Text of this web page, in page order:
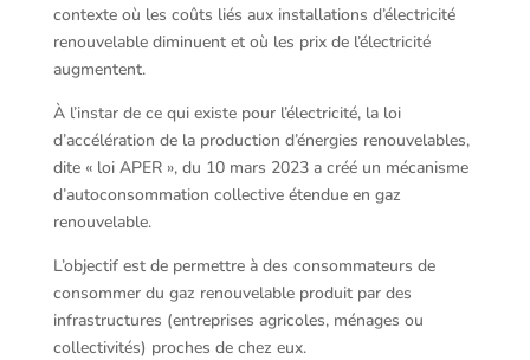
contexte où les coûts liés aux installations d’électricité
renouvelable diminuent et où les prix de l’électricité
augmentent.
À l’instar de ce qui existe pour l’électricité, la loi
d’accélération de la production d’énergies renouvelables,
dite « loi APER », du 10 mars 2023 a créé un mécanisme
d’autoconsommation collective étendue en gaz
renouvelable.
L’objectif est de permettre à des consommateurs de
consommer du gaz renouvelable produit par des
infrastructures (entreprises agricoles, ménages ou
collectivités) proches de chez eux.